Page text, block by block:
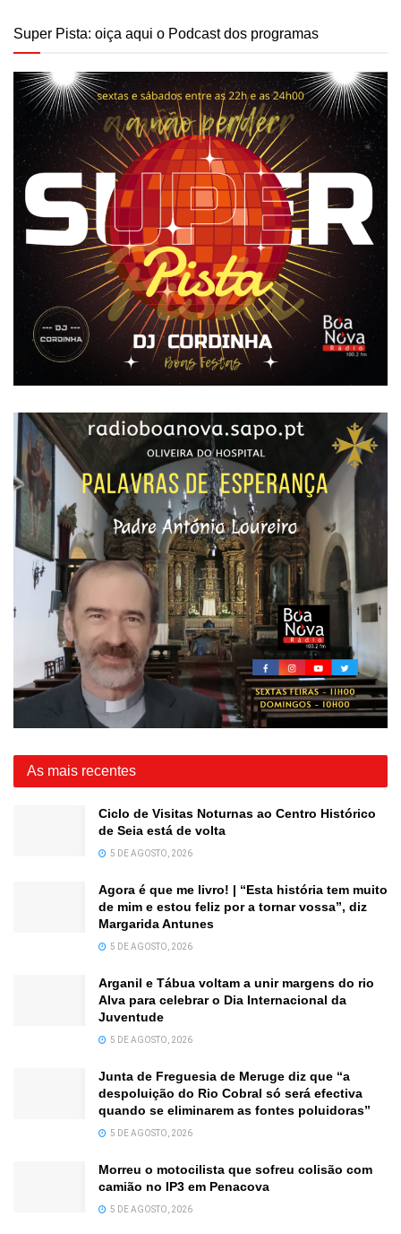
Super Pista: oiça aqui o Podcast dos programas
As mais recentes
Ciclo de Visitas Noturnas ao Centro Histórico
de Seia está de volta
5 DE AGOSTO, 2026
Agora é que me livro! | “Esta história tem muito
de mim e estou feliz por a tornar vossa”, diz
Margarida Antunes
5 DE AGOSTO, 2026
Arganil e Tábua voltam a unir margens do rio
Alva para celebrar o Dia Internacional da
Juventude
5 DE AGOSTO, 2026
Junta de Freguesia de Meruge diz que “a
despoluição do Rio Cobral só será efectiva
quando se eliminarem as fontes poluidoras”
5 DE AGOSTO, 2026
Morreu o motocilista que sofreu colisão com
camião no IP3 em Penacova
5 DE AGOSTO, 2026